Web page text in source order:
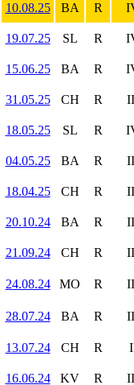
10.08.25 BA R
19.07.25 SL R
15.06.25 BA R
31.05.25 CH R
18.05.25 SL R
04.05.25 BA R
18.04.25 CH R
20.10.24 BA R
21.09.24 CH R
24.08.24 MO R
28.07.24 BA R
13.07.24 CH R
16.06.24 KV R